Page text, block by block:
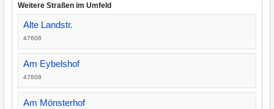
Weitere Straßen im Umfeld
Alte Landstr.
47608
Am Eybelshof
47608
Am Mönsterhof